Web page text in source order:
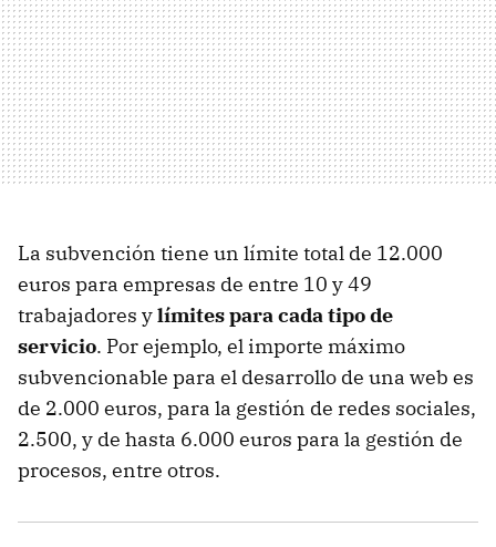
La subvención tiene un límite total de 12.000
euros para empresas de entre 10 y 49
trabajadores ylímites para cada tipo de
servicio. Por ejemplo, el importe máximo
subvencionable para el desarrollo de una web es
de 2.000 euros, para la gestión de redes sociales,
2.500, y de hasta 6.000 euros para la gestión de
procesos, entre otros.